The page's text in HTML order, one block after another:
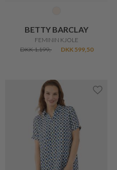
BETTY BARCLAY
FEMININ KJOLE
DKK 1.199,-
DKK 599,50